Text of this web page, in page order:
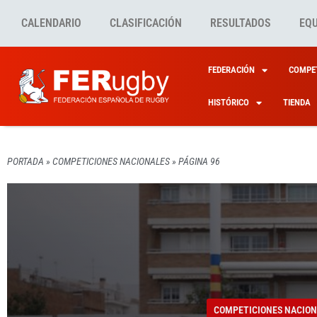
CALENDARIO CLASIFICACIÓN RESULTADOS
FEDERACIÓN
HISTÓRICO TIENDA
PORTADA » COMPETICIONES NACIONALES» PÁGINA 96
COMPETICIONES
LIGA
COMPETICIONES
COMPETICIONES
COMPETICIONES
COMPETICIONES
DHB:
COMPETICIONES